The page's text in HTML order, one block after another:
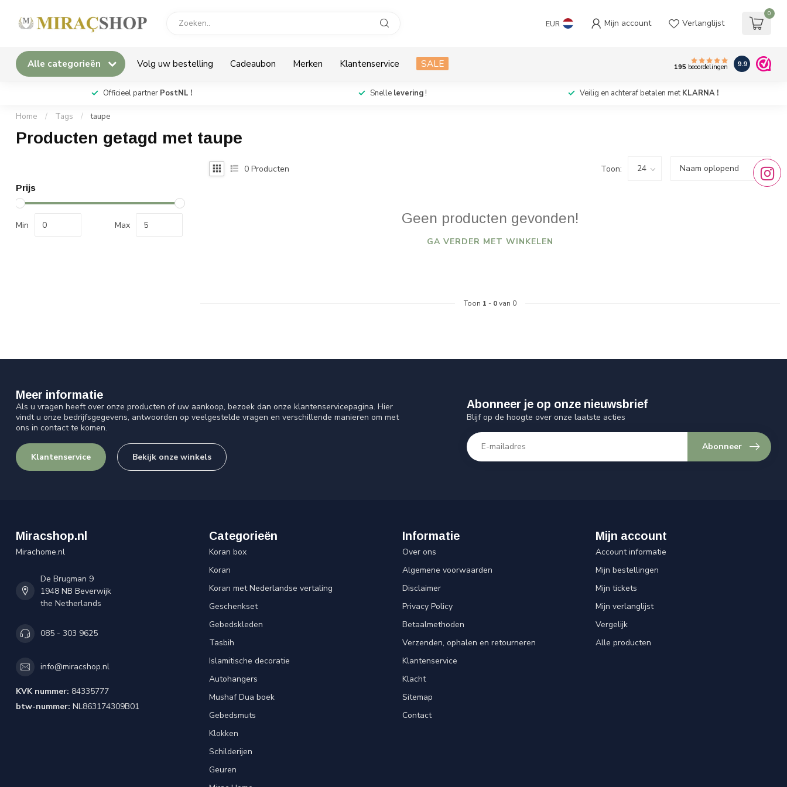
EUR Mijn account Verlanglijst
0
Alle categorieën Volg uw bestelling Cadeaubon Merken Klantenservice SALE 195 beoordelingen 9.9
Officieel partner PostNL ! Snelle levering! Veilig en achteraf betalen met KLARNA !
Home / Tags / taupe
Producten getagd met taupe
Prijs
Min Max
0 Producten Toon:
Geen producten gevonden!
GA VERDER MET WINKELEN
Toon 1 - 0van 0
Meer informatie
Als u vragen heeft over onze producten of uw aankoop, bezoek dan onze klantenservicepagina. Hier
vindt u onze bedrijfsgegevens, antwoorden op veelgestelde vragen en verschillende manieren om met
ons in contact te komen.
Klantenservice Bekijk onze winkels
Abonneer je op onze nieuwsbrief
Blijf op de hoogte over onze laatste acties
Abonneer
Miracshop.nl
Mirachome.nl
De Brugman 9
1948 NB Beverwijk
the Netherlands
085 - 303 9625
info@miracshop.nl
KVK nummer: 84335777
btw-nummer: NL863174309B01
Categorieën
Koran box
Koran
Koran met Nederlandse vertaling
Geschenkset
Gebedskleden
Tasbih
Islamitische decoratie
Autohangers
Mushaf Dua boek
Gebedsmuts
Klokken
Schilderijen
Geuren
Informatie
Over ons
Algemene voorwaarden
Disclaimer
Privacy Policy
Betaalmethoden
Verzenden, ophalen en retourneren
Klantenservice
Klacht
Sitemap
Contact
Mijn account
Account informatie
Mijn bestellingen
Mijn tickets
Mijn verlanglijst
Vergelijk
Alle producten